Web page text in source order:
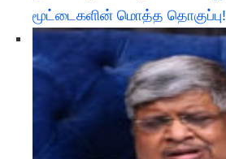
மூட்டைகளின் மொத்த தொகுப்பு!